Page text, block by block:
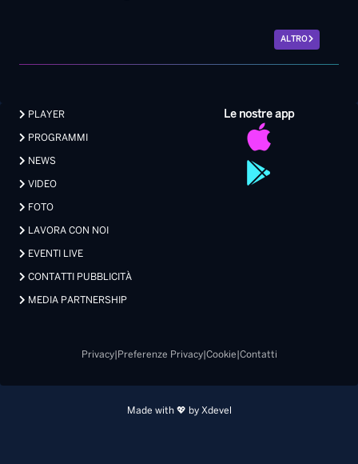
ALTRO
Le nostre app
PLAYER
PROGRAMMI
NEWS
VIDEO
FOTO
LAVORA CON NOI
EVENTI LIVE
CONTATTI PUBBLICITÀ
MEDIA PARTNERSHIP
Privacy| Preferenze Privacy| Cookie Contatti
Made with 💖 by Xdevel